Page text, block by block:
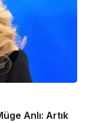
Anlı: Artık